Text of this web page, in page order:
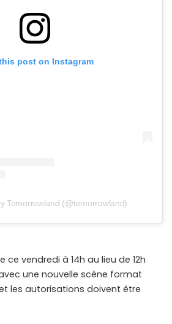
post on Instagram
Tomorrowland (@tomorrowland)
ce vendredi à 14h au lieu de 12h
une nouvelle scène format
les autorisations doivent être